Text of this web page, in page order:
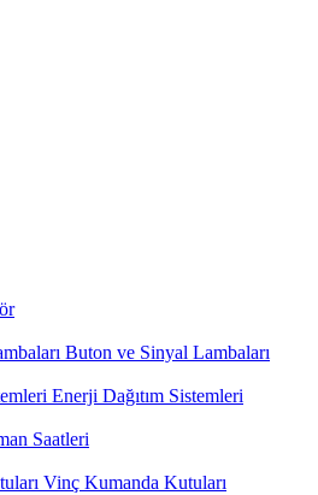
Buton ve Sinyal Lambaları
Enerji Dağıtım Sistemleri
Saatleri
Vinç Kumanda Kutuları